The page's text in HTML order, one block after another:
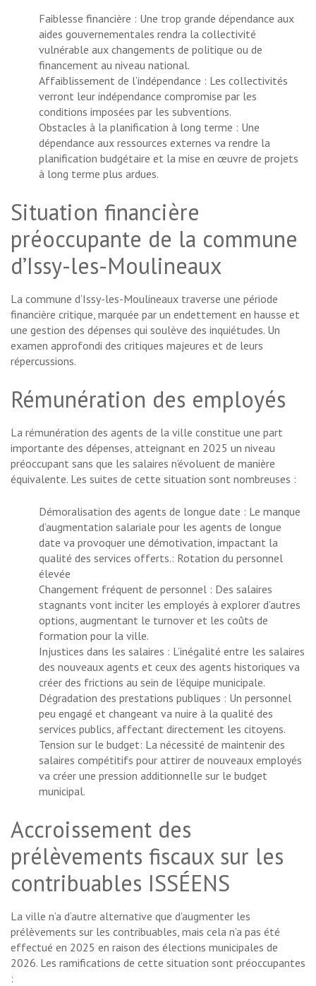
Faiblesse financière : Une trop grande dépendance aux
aides gouvernementales rendra la collectivité
vulnérable aux changements de politique ou de
financement au niveau national.
Affaiblissement de l’indépendance : Les collectivités
verront leur indépendance compromise par les
conditions imposées par les subventions.
Obstacles à la planification à long terme : Une
dépendance aux ressources externes va rendre la
planification budgétaire et la mise en œuvre de projets
à long terme plus ardues.
Situation financière
préoccupante de la commune
d’Issy-les-Moulineaux
La commune d’Issy-les-Moulineaux traverse une période
financière critique, marquée par un endettement en hausse et
une gestion des dépenses qui soulève des inquiétudes. Un
examen approfondi des critiques majeures et de leurs
répercussions.
Rémunération des employés
La rémunération des agents de la ville constitue une part
importante des dépenses, atteignant en 2025 un niveau
préoccupant sans que les salaires n’évoluent de manière
équivalente. Les suites de cette situation sont nombreuses :
Démoralisation des agents de longue date : Le manque
d’augmentation salariale pour les agents de longue
date va provoquer une démotivation, impactant la
qualité des services offerts.: Rotation du personnel
élevée
Changement fréquent de personnel : Des salaires
stagnants vont inciter les employés à explorer d’autres
options, augmentant le turnover et les coûts de
formation pour la ville.
Injustices dans les salaires : L’inégalité entre les salaires
des nouveaux agents et ceux des agents historiques va
créer des frictions au sein de l’équipe municipale.
Dégradation des prestations publiques : Un personnel
peu engagé et changeant va nuire à la qualité des
services publics, affectant directement les citoyens.
Tension sur le budget: La nécessité de maintenir des
salaires compétitifs pour attirer de nouveaux employés
va créer une pression additionnelle sur le budget
municipal.
Accroissement des
prélèvements fiscaux sur les
contribuables ISSÉENS
La ville n’a d’autre alternative que d’augmenter les
prélèvements sur les contribuables, mais cela n’a pas été
effectué en 2025 en raison des élections municipales de
2026. Les ramifications de cette situation sont préoccupantes
: